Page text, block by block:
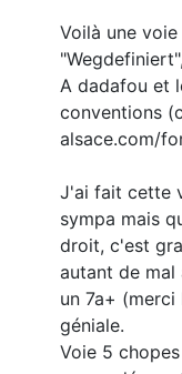
Voilà une
A dadafou et
conventions
alsace.com/
J'ai fait cette
sympa mais
droit, c'est
autant de mal
un 7a+
géniale.
Voie 5